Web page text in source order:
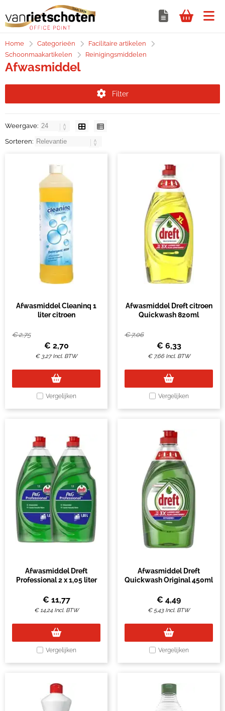
Home Categorieën
Facilitaire artikelen
Schoonmaakartikelen
Reinigingsmiddelen
Afwasmiddel
Filter
Weergave:
Sorteren:
Afwasmiddel Cleaninq 1
liter citroen
€2,75
€ 2,70
€ 3,27 Incl. BTW
Vergelijken
Afwasmiddel Dreft citroen
Quickwash 820ml
€7,06
€ 6,33
€ 7,66 Incl. BTW
Vergelijken
Afwasmiddel Dreft
Professional 2 x 1,05 liter
€ 11,77
€14,24 Incl. BTW
Vergelijken
Afwasmiddel Dreft
Quickwash Original 450ml
€ 4,49
€ 5,43 Incl. BTW
Vergelijken